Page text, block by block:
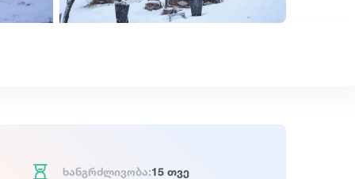
ხანგრძლივობა:15 თვე